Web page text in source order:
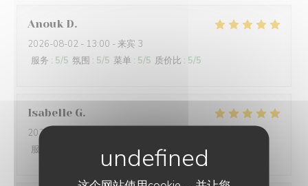
Anouk D
2026-08-02 - 13:00 - 来宾 3
服务 : 5/5 氛围 : 5/5 菜单 : 5/5 质价比 : 5/5
Isabelle G
2026-08-01
服务
4 质价比